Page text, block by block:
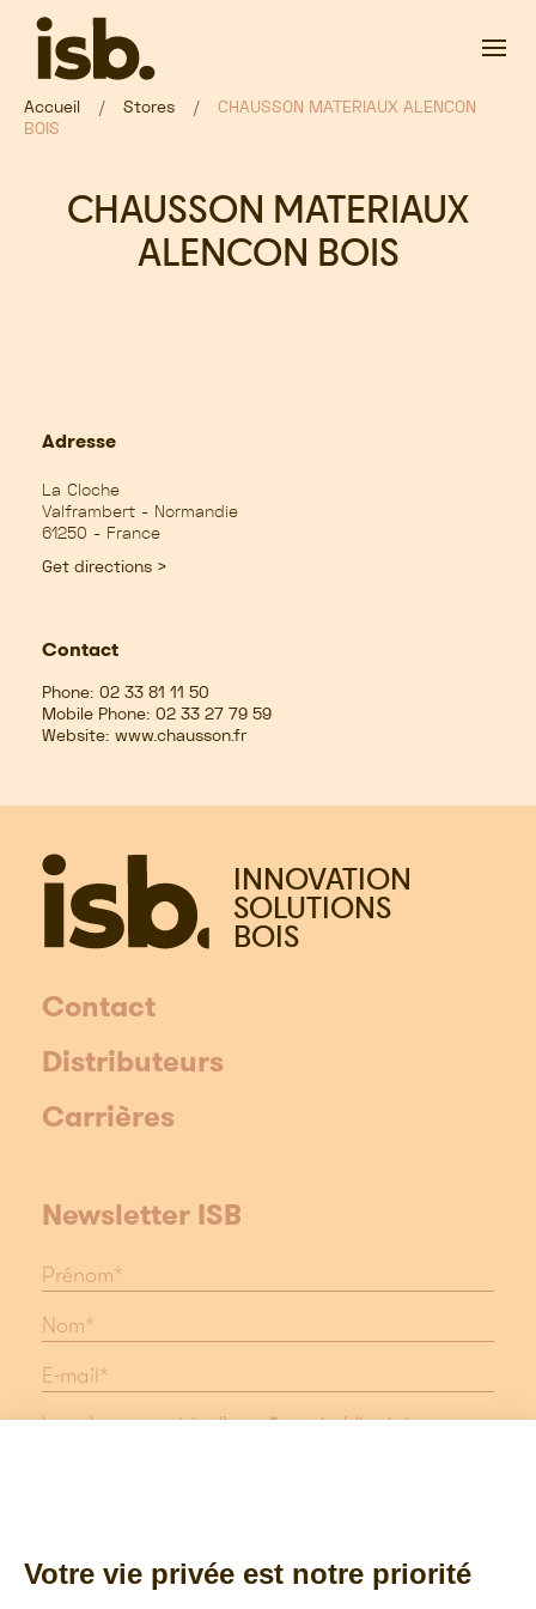
Passer au contenu principal
Accueil Stores
CHAUSSON MATERIAUX ALENCON
BOIS
CHAUSSON MATERIAUX
ALENCON BOIS
Adresse
La Cloche
Valframbert - Normandie
61250 - France
Get directions >
Contact
Phone: 02 33 81 11 50
Mobile Phone: 02 33 27 79 59
Website: www.chausson.fr
INNOVATION
SOLUTIONS
BOIS
Contact
Distributeurs
Carrières
Newsletter ISB
Les champs suivis d'une * sont obligatoires
Protection des données